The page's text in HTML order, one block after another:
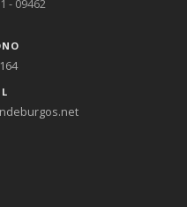
- 09462